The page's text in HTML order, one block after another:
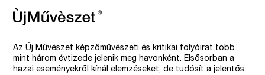
Az Új Művészet képzőművészeti és kritikai folyóirat több
mint három évtizede jelenik meg havonként. Elsősorban a
hazai eseményekről kínál elemzéseket, de tudósít a jelentős